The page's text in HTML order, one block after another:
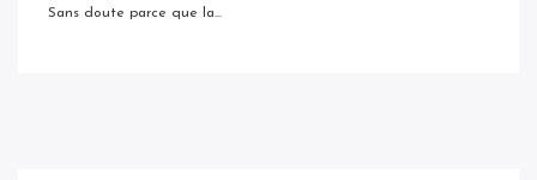
Sans doute parce que la...